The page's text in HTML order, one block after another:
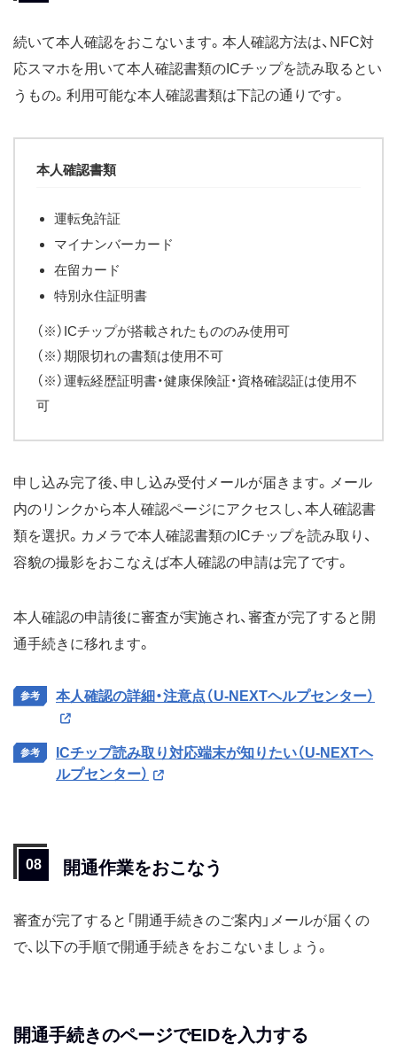
続いて本人確認をおこないます。本人確認方法は、NFC対
応スマホを用いて本人確認書類のICチップを読み取るとい
うもの。利用可能な本人確認書類は下記の通りです。
本人確認書類
運転免許証
マイナンバーカード
在留カード
特別永住証明書
（※）ICチップが搭載されたもののみ使用可
（※）期限切れの書類は使用不可
（※）運転経歴証明書・健康保険証・資格確認証は使用不
可
申し込み完了後、申し込み受付メールが届きます。メール
内のリンクから本人確認ページにアクセスし、本人確認書
類を選択。カメラで本人確認書類のICチップを読み取り、
容貌の撮影をおこなえば本人確認の申請は完了です。
本人確認の申請後に審査が実施され、審査が完了すると開
通手続きに移れます。
本人確認の詳細・注意点（U-NEXTヘルプセンター）
ICチップ読み取り対応端末が知りたい（U-NEXTヘ
ルプセンター）
開通作業をおこなう
審査が完了すると「開通手続きのご案内」メールが届くの
で、以下の手順で開通手続きをおこないましょう。
開通手続きのページでEIDを入力する